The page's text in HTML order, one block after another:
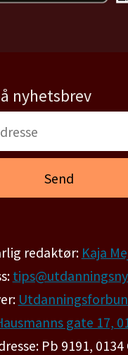
nyhetsbrev
redaktør: Kaja
gate 17,
Pb 9191, 0134